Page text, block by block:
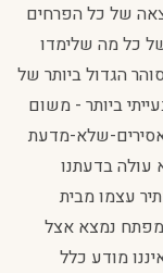
של כל הפרחים
של כל מה שלימדו
הגדול ביותר של
ביותר - משום
שלא-מדעת
עולה בדעתנו
עצמו מבית
נמצא אצל
מודע כלל